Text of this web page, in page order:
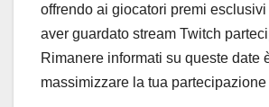
offrendo ai giocatori premi
aver guardato stream Twitch
Rimanere informati su queste date
massimizzare la tua